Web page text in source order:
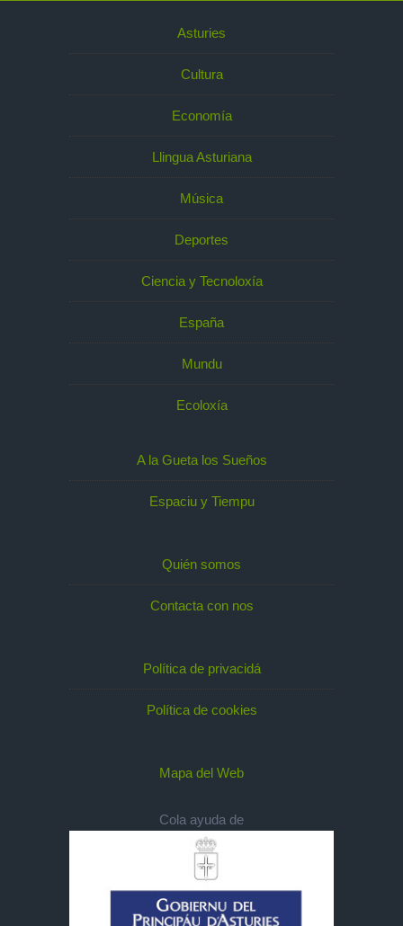
Asturies
Cultura
Economía
Llingua Asturiana
Música
Deportes
Ciencia y Tecnoloxía
España
Mundu
Ecoloxía
A la Gueta los Sueños
Espaciu y Tiempu
Quién somos
Contacta con nos
Política de privacidá
Política de cookies
Mapa del Web
Cola ayuda de